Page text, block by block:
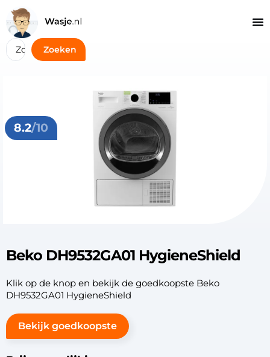
Zoeken
8.2/10
Beko DH9532GA01 HygieneShield
Klik op de knop en bekijk de goedkoopste Beko
DH9532GA01 HygieneShield
Bekijk goedkoopste